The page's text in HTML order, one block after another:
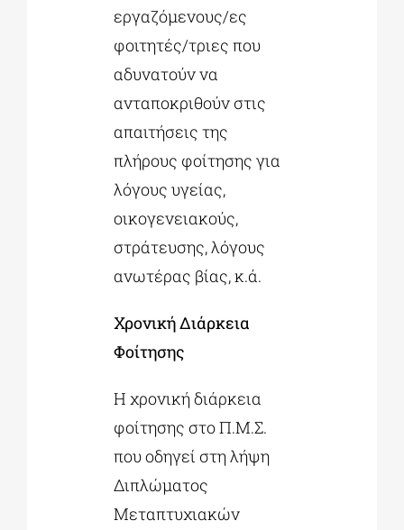
εργαζόμενους/ες
φοιτητές/τριες που
αδυνατούν να
ανταποκριθούν στις
απαιτήσεις της
πλήρους φοίτησης για
λόγους υγείας,
οικογενειακούς,
στράτευσης, λόγους
ανωτέρας βίας, κ.ά.
Χρονική Διάρκεια
Φοίτησης
Η χρονική διάρκεια
φοίτησης στο Π.Μ.Σ.
που οδηγεί στη λήψη
Διπλώματος
Μεταπτυχιακών